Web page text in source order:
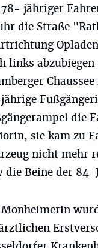
jähriger
die Straße
links
die
sie kam zu
nicht mehr
die Beine der